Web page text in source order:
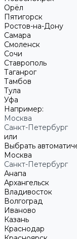
Орёл
Пятигорск
Ростов-на-Дону
Самара
Смоленск
Сочи
Ставрополь
Таганрог
Тамбов
Тула
Уфа
Например:
Москва
Санкт-Петербург
или
Выбрать
Москва
Санкт-Петербург
Анапа
Архангельск
Владивосток
Волгоград
Иваново
Казань
Краснодар